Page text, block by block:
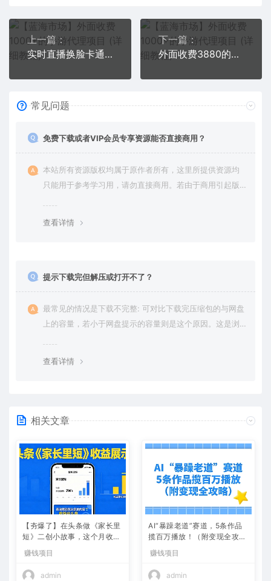
上一篇：
实时直播换脸卡通形象出镜，卡通形象面部捕捉(软件＋教程)
下一篇：
外面收费3880的迅雷拉新项目（漫画、小说推文）【详细教程】
常见问题
免费下载或者VIP会员专享资源能否直接商用？
本站所有资源版权均属于原作者所有，这里所提供资源均
只能用于参考学习用，请勿直接商用。若由于商用引起版
查看详情
提示下载完但解压或打开不了？
最常见的情况是下载不完整: 可对比下载完压缩包的与网盘
上的容量，若小于网盘提示的容量则是这个原因。这是浏
查看详情
相关文章
【夯爆了】在头条做《家长里
短》二创小故事，这个月收益
2w+
赚钱项目
admin
AI“暴躁老道”赛道，5条作品
揽百万播放！（附变现全攻
略）
赚钱项目
admin